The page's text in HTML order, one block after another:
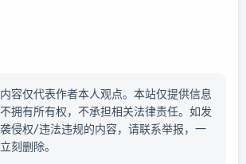
容仅代表作者本人观点。本站仅提供信息
拥有所有权，不承担相关法律责任。如发
侵权/违法违规的内容，请联系举报，一
刻删除。